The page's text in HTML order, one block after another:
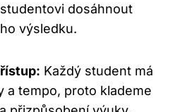
dosáhnout
výsledku.
Každý student má
a tempo, proto klademe